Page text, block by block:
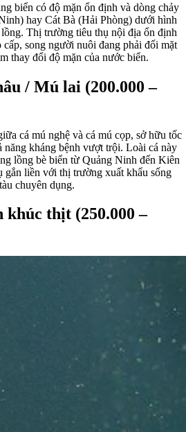
biển có độ mặn ổn định và dòng chảy
hay Cát Bà (Hải Phòng) dưới hình
Thị trường tiêu thụ nội địa ổn định
cấp, song người nuôi đang phải đối mặt
thay đổi độ mặn của nước biển.
/ Mú lai (200.000 –
cá mú nghệ và cá mú cọp, sở hữu tốc
năng kháng bệnh vượt trội. Loài cá này
lồng bè biển từ Quảng Ninh đến Kiên
liền với thị trường xuất khẩu sống
chuyên dụng.
khúc thịt (250.000 –